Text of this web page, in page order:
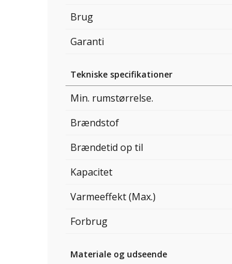
Brug
Garanti
Tekniske specifikationer
Min. rumstørrelse.
Brændstof
Brændetid op til
Kapacitet
Varmeeffekt (Max.)
Forbrug
Materiale og udseende